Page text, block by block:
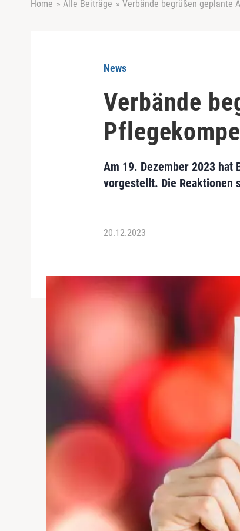
Home » Alle Beiträge » Verbände begrüßen geplante
News
Verbände
Am 19. Dezember 2023
vorgestellt. Die Reaktionen
20.12.2023